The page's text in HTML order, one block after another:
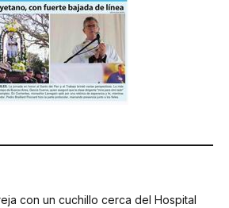
con un cuchillo cerca del Hospital